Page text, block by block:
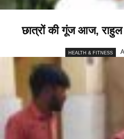
छात्रों की गूंज आज, राहुल
HEALTH & FITNESS